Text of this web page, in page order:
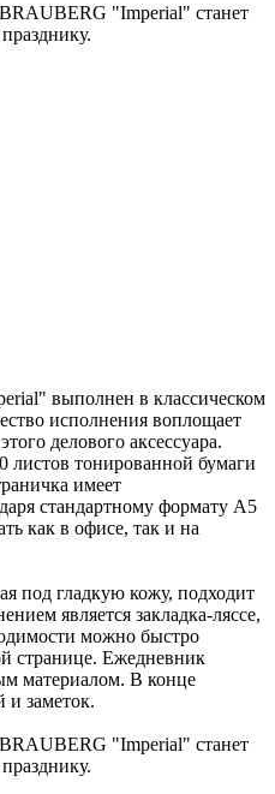
"Imperial" станет
выполнен в классическом
исполнения воплощает
делового аксессуара.
листов тонированной бумаги
имеет
стандартному формату А5
как в офисе, так и на
под гладкую кожу, подходит
является закладка-ляссе,
можно быстро
странице. Ежедневник
материалом. В конце
и заметок.
"Imperial" станет